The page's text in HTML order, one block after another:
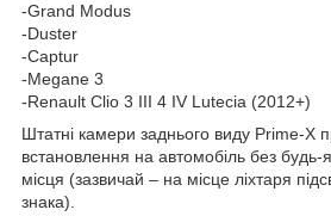
-Grand Modus
-Duster
-Сaptur
-Megane 3
-Renault Clio 3 III 4 IV Lutecia (2012+)
Штатні камери заднього виду Prime-X
встановлення на автомобіль без будь-
місця (зазвичай – на місце ліхтаря
знака).